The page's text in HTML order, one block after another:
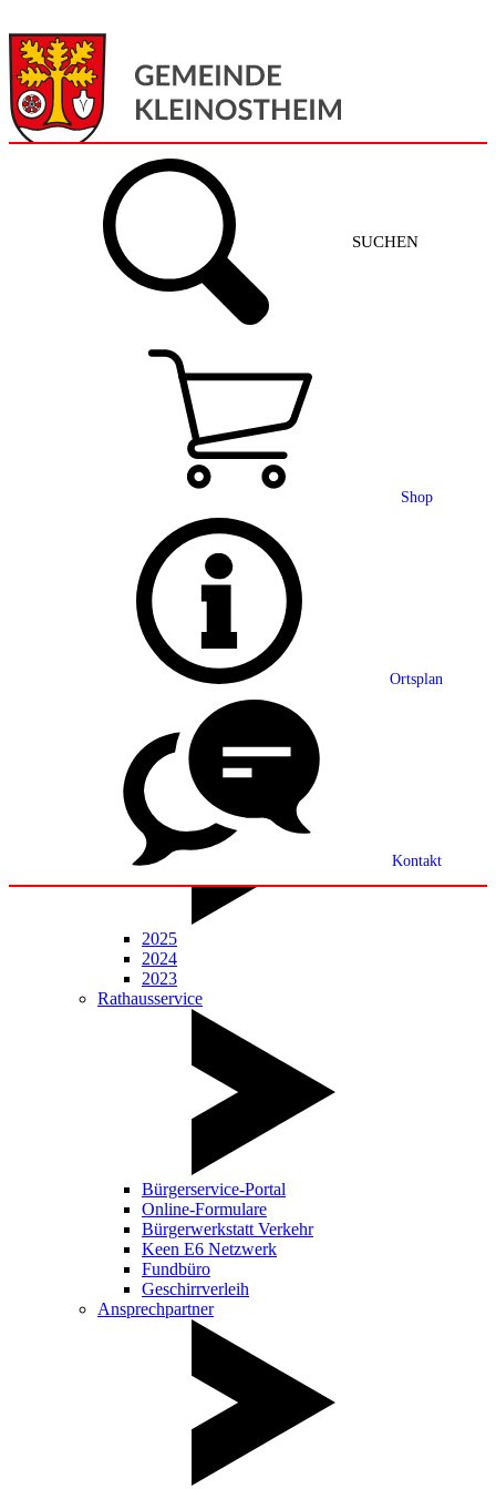
SUCHEN
Shop
Ortsplan
Kontakt
Gemeinde + Service
Grußwort
Ortsplan
Partnerschaft
Statistik
Mitteilungsblatt
2025
2024
2023
Rathausservice
Bürgerservice-Portal
Online-Formulare
Bürgerwerkstatt Verkehr
Keen E6 Netzwerk
Fundbüro
Geschirrverleih
Ansprechpartner